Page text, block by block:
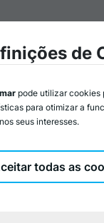
de
pode utilizar cookies
para otimizar a
seus interesses.
todas as